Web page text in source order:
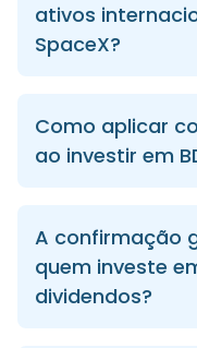
ativos
SpaceX?
Como aplicar
ao investir em
A confirmação
quem investe
dividendos?